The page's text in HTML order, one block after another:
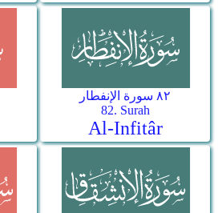
٨٢ سورة الإنفطار
82. Surah
Al-Infitâr